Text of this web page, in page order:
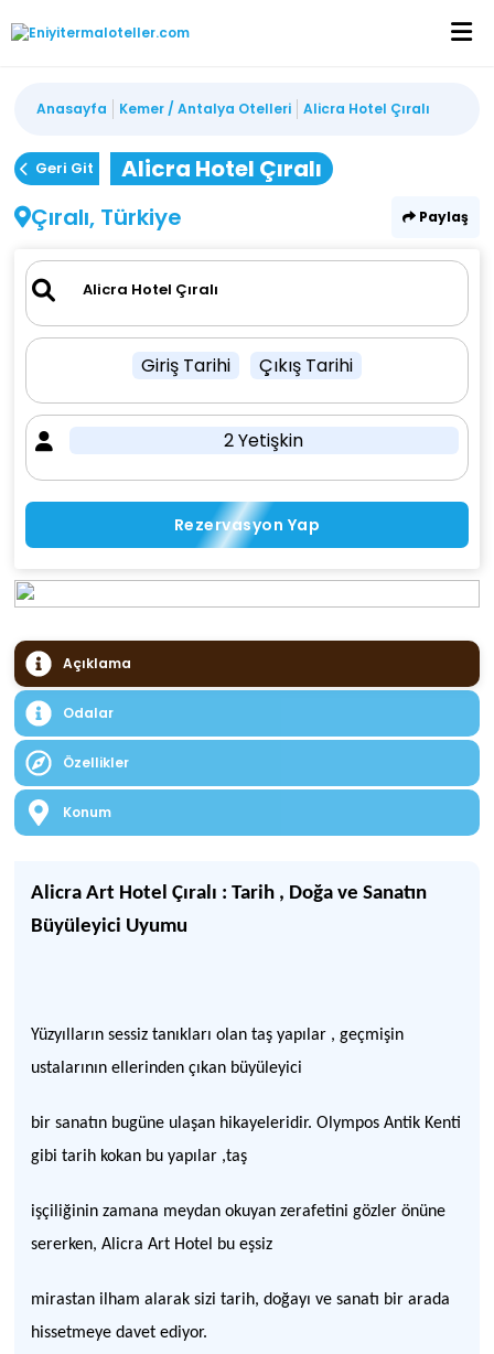
Anasayfa Kemer / Antalya Otelleri Alicra Hotel Çıralı
Geri Git
Alicra Hotel Çıralı
Çıralı, Türkiye
Paylaş
Giriş Tarihi Çıkış Tarihi
2 Yetişkin
Rezervasyon Yap
Açıklama
Odalar
Özellikler
Konum
Alicra Art Hotel Çıralı : Tarih , Doğa ve Sanatın
Büyüleyici Uyumu
Yüzyılların sessiz tanıkları olan taş yapılar , geçmişin
ustalarının ellerinden çıkan büyüleyici
bir sanatın bugüne ulaşan hikayeleridir. Olympos Antik Kenti
gibi tarih kokan bu yapılar ,taş
işçiliğinin zamana meydan okuyan zerafetini gözler önüne
sererken, Alicra Art Hotel bu eşsiz
mirastan ilham alarak sizi tarih, doğayı ve sanatı bir arada
hissetmeye davet ediyor.